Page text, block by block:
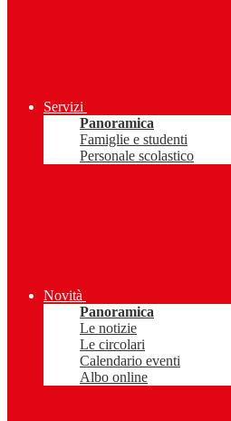
Servizi
Panoramica
Famiglie e studenti
Personale scolastico
Novità
Panoramica
Le notizie
Le circolari
Calendario eventi
Albo online